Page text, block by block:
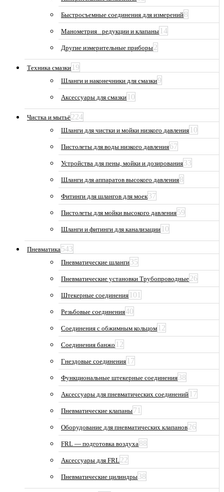
Быстросъемные соединения для измерений8
Манометрия_ редукции и клапаны 14
Другие измерительные приборы2
Техника смазки 19
Шланги и наконечники для смазки9
Аксессуары для смазки 10
Чистка и мытьё224
Шланги для чистки и мойки низкого давления 10
Пистолеты для воды низкого давления67
Устройства для пены, мойки и дозирования33
Шланги для аппаратов высокого давления8
Фитинги для шлангов для моек37
Пистолеты для мойки высокого давления59
Шланги и фитинги для канализации 10
Пневматика543
Пневматические шланги35
Пневматические установки Трубопроводные26
Штекерные соединения 101
Резьбовые соединения40
Соединения с обжимным кольцом 12
Соединения банжо 12
Гнездовые соединения 17
Функциональные штекерные соединения38
Аксессуары для пневматических соединений 17
Пневматические клапаны71
Оборудование для пневматических клапанов26
FRL — подготовка воздуха88
Аксессуары для FRL22
Пневматические цилиндры38